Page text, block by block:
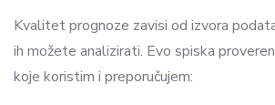
Kvalitet prognoze zavisi od izvora
ih možete analizirati. Evo spiska
koje koristim i preporučujem: